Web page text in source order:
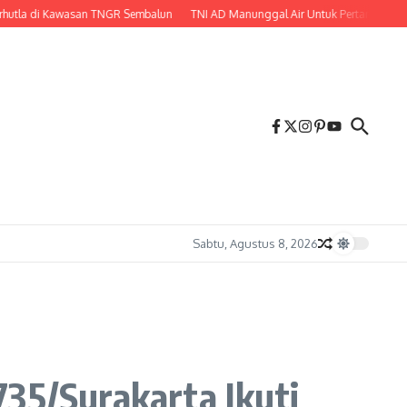
TNGR Sembalun TNI AD Manunggal Air Untuk Pertanian, Babinsa
Sabtu, Agustus 8, 2026
Surakarta Ikuti